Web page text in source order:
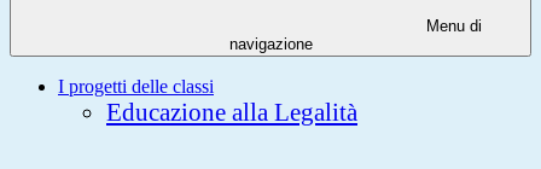
Menu di
navigazione
I progetti delle classi
Educazione alla Legalità